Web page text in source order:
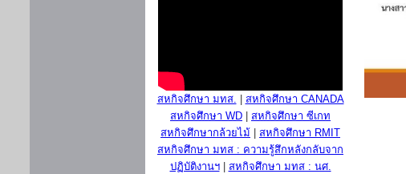
สหกิจศึกษา มทส.
สหกิจศึกษา CANADA
สหกิจศึกษา WD
สหกิจศึกษา ซีเกท
สหกิจศึกษากล้วยไม้
สหกิจศึกษา RMIT
สหกิจศึกษา มทส : ความรู้สึกหลังกลับจาก
ปฏิบัติงานฯ| สหกิจศึกษา มทส : นศ.